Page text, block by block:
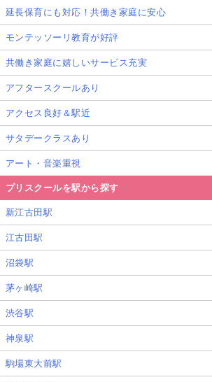
延長保育にも対応！共働き家庭に安心
モンテッソーリ教育が好評
共働き家庭に嬉しいサービス充実
アフタースクールあり
アクセス良好＆駅近
サタデークラスあり
アート・音楽重視
プリスクールを駅から探す
新江古田駅
江古田駅
沼袋駅
茅ヶ崎駅
渋谷駅
神泉駅
駒場東大前駅